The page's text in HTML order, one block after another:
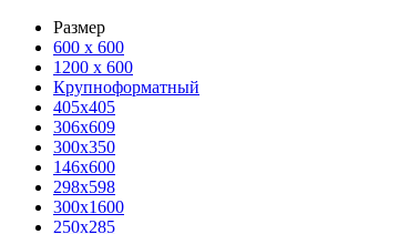
Размер
600 х 600
1200 х 600
Крупноформатный
405x405
306x609
300x350
146x600
298x598
300x1600
250x285